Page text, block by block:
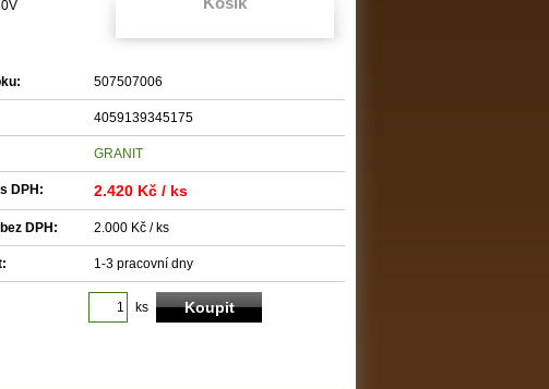
507507006
4059139345175
GRANIT
DPH: 2.420 Kč / ks
DPH: 2.000 Kč / ks
1-3 pracovní dny
ks